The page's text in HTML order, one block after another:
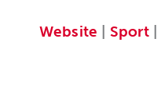
Website |Sport|